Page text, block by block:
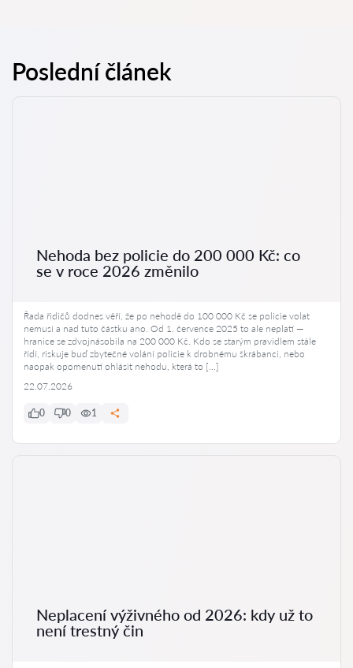
Poslední článek
Nehoda bez policie do 200 000 Kč: co
se v roce 2026 změnilo
Řada řidičů dodnes věří, že po nehodě do 100 000 Kč se policie volat
nemusí a nad tuto částku ano. Od 1. července 2025 to ale neplatí —
hranice se zdvojnásobila na 200 000 Kč. Kdo se starým pravidlem stále
řídí, riskuje buď zbytečné volání policie k drobnému škrábanci, nebo
naopak opomenutí ohlásit nehodu, která to […]
22.07.2026
0 0 1
Neplacení výživného od 2026: kdy už to
není trestný čin